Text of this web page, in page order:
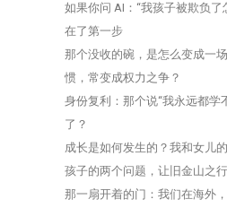
如果你问 AI：“我孩子被欺负
在了第一步
那个没收的碗，是怎么变成一
惯，常变成权力之争？
身份复利：那个说“我永远都学
了？
成长是如何发生的？我和女儿
孩子的两个问题，让旧金山之
那一扇开着的门：我们在海外